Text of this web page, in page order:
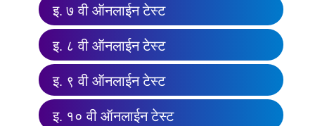
इ. ७ वी ऑनलाईन टेस्ट
इ. ८ वी ऑनलाईन टेस्ट
इ. ९ वी ऑनलाईन टेस्ट
इ. १० वी ऑनलाईन टेस्ट